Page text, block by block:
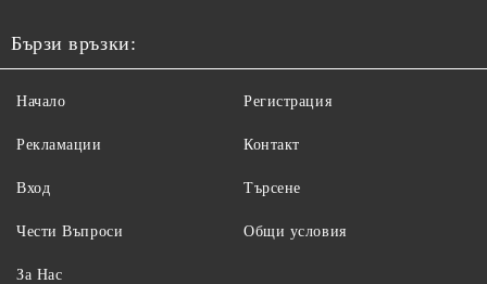
Бързи връзки:
Начало
Рекламации
Вход
Чести Въпроси
Регистрация
Контакт
Търсене
Общи условия
За Нас